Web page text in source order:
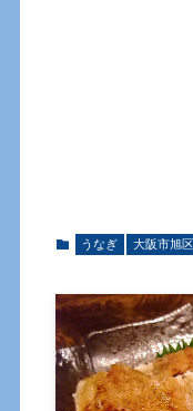
うなぎ 大阪市旭区